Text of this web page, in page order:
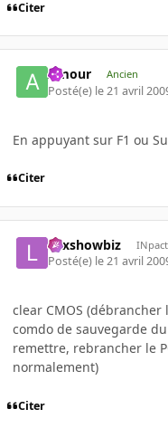
Citer
Amour Ancien
Posté(e) le 21 avril
En appuyant sur F1 ou
Citer
Lexshowbiz
Posté(e) le 21 avril
clear CMOS
comdo de sauvegarde
remettre, rebrancher le
normalement)
Citer